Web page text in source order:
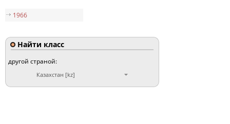
1966
Найти класс
другой страной:
Казахстан [kz]